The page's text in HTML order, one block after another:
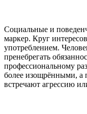
Социальные и
маркер. Круг
употреблением.
пренебрегать
профессиональному
более изощрёнными, а
встречают агрессию